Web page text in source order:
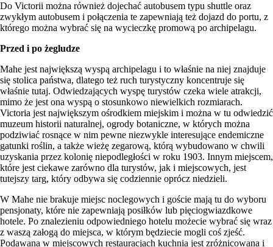
Do Victorii można również dojechać autobusem typu shuttle oraz
zwykłym autobusem i połączenia te zapewniają też dojazd do portu, z
którego można wybrać się na wycieczkę promową po archipelagu.
Przed i po żegludze
Mahe jest największą wyspą archipelagu i to właśnie na niej znajduje
się stolica państwa, dlatego też ruch turystyczny koncentruje się
właśnie tutaj. Odwiedzających wyspę turystów czeka wiele atrakcji,
mimo że jest ona wyspą o stosunkowo niewielkich rozmiarach.
Victoria jest największym ośrodkiem miejskim i można w tu odwiedzić
muzeum historii naturalnej, ogrody botaniczne, w których można
podziwiać rosnące w nim pewne niezwykle interesujące endemiczne
gatunki roślin, a także wieżę zegarową, którą wybudowano w chwili
uzyskania przez kolonię niepodległości w roku 1903. Innym miejscem,
które jest ciekawe zarówno dla turystów, jak i miejscowych, jest
tutejszy targ, który odbywa się codziennie oprócz niedzieli.
W Mahe nie brakuje miejsc noclegowych i goście mają tu do wyboru
pensjonaty, które nie zapewniają posiłków lub pięciogwiazdkowe
hotele. Po znalezieniu odpowiedniego hotelu możecie wybrać się wraz
z waszą załogą do miejsca, w którym będziecie mogli coś zjeść.
Podawana w miejscowych restauracjach kuchnia jest zróżnicowana i